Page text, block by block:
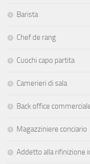
Barista
Chef de rang
Cuochi capo partita
Camerieri di sala
Back office
Magazziniere conciario
Addetto alla rifinizione